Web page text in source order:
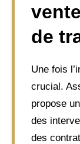
de
Une fois
crucial.
propose
des
des